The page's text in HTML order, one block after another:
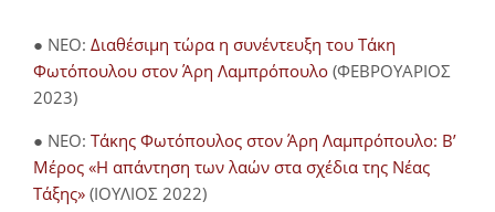
● NEO: Διαθέσιμη τώρα η συνέντευξη του Τάκη
Φωτόπουλου στον Άρη Λαμπρόπουλο (ΦΕΒΡΟΥΑΡΙΟΣ
2023)
● NEO: Τάκης Φωτόπουλος στον Άρη Λαμπρόπουλο: Β’
Μέρος «Η απάντηση των λαών στα σχέδια της Νέας
Τάξης» (ΙΟΥΛΙΟΣ 2022)